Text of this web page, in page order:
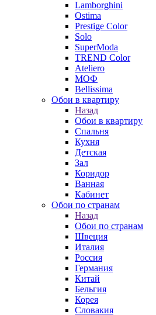
Lamborghini
Ostima
Prestige Color
Solo
SuperModa
TREND Color
Ateliero
МОФ
Bellissima
Обои в квартиру
Назад
Обои в квартиру
Спальня
Кухня
Детская
Зал
Коридор
Ванная
Кабинет
Обои по странам
Назад
Обои по странам
Швеция
Италия
Россия
Германия
Китай
Бельгия
Корея
Словакия